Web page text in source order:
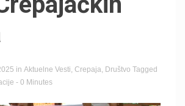
in Aktuelne Vesti, Crepaja, Društvo Tagged
- 0 Minutes